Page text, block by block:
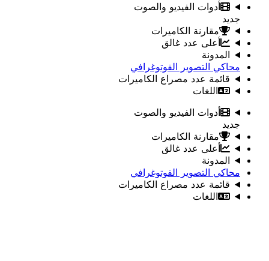
أدوات الفيديو والصوت
جديد
مقارنة الكاميرات
أعلى عدد غالق
المدونة
محاكي التصوير الفوتوغرافي
قائمة عدد مصراع الكاميرات
اللغات
أدوات الفيديو والصوت
جديد
مقارنة الكاميرات
أعلى عدد غالق
المدونة
محاكي التصوير الفوتوغرافي
قائمة عدد مصراع الكاميرات
اللغات